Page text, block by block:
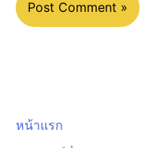
หน้าแรก